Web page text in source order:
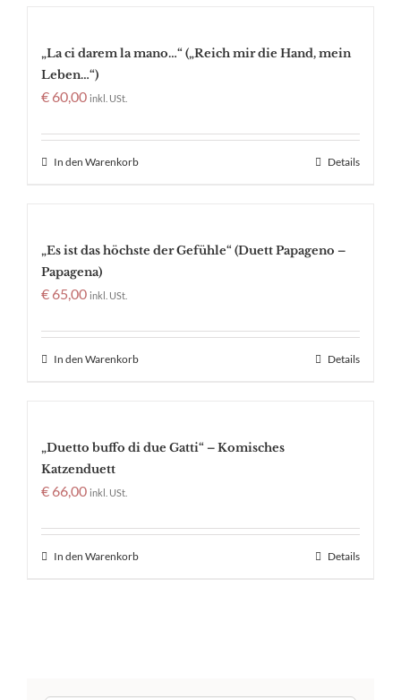
„La ci darem la mano…“ („Reich mir die Hand, mein
Leben…“)
€ 60,00 inkl. USt.
In den Warenkorb Details
„Es ist das höchste der Gefühle“ (Duett Papageno –
Papagena)
€ 65,00 inkl. USt.
In den Warenkorb Details
„Duetto buffo di due Gatti“ – Komisches
Katzenduett
€ 66,00 inkl. USt.
In den Warenkorb Details